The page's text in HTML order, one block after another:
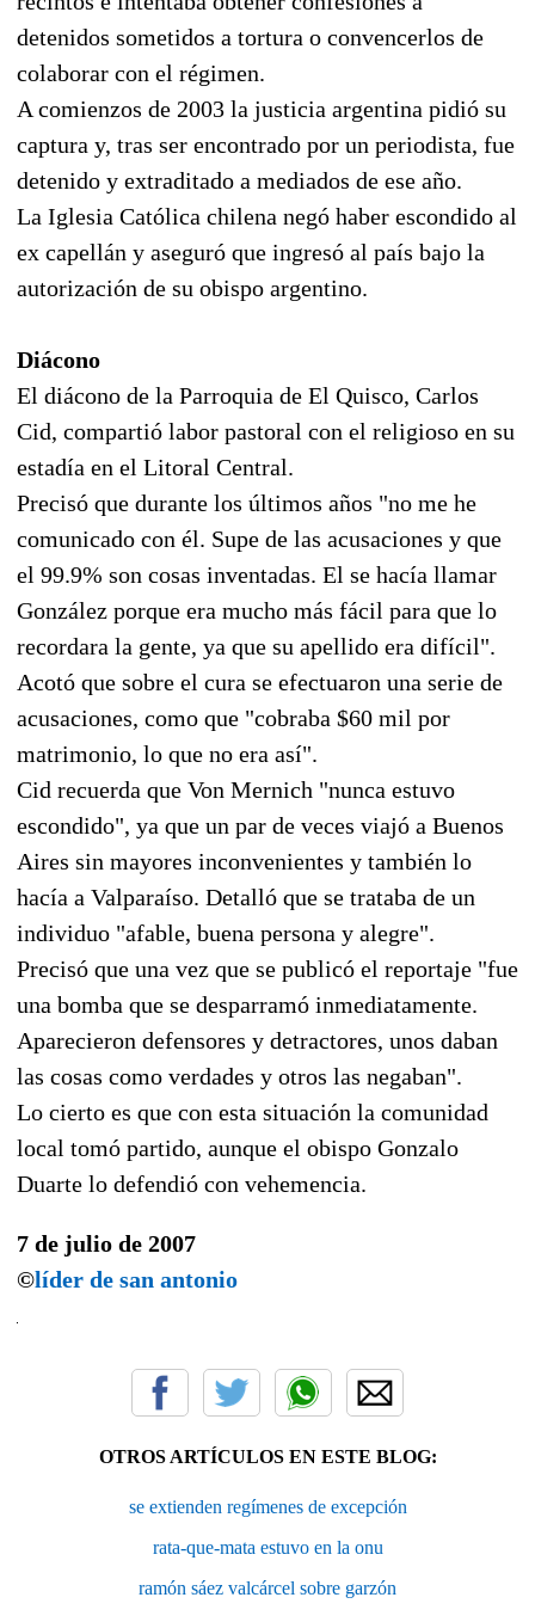
detenidos sometidos a tortura o convencerlos de
colaborar con el régimen.
A comienzos de 2003 la justicia argentina pidió su
captura y, tras ser encontrado por un periodista, fue
detenido y extraditado a mediados de ese año.
La Iglesia Católica chilena negó haber escondido al
ex capellán y aseguró que ingresó al país bajo la
autorización de su obispo argentino.
Diácono
El diácono de la Parroquia de El Quisco, Carlos
Cid, compartió labor pastoral con el religioso en su
estadía en el Litoral Central.
Precisó que durante los últimos años "no me he
comunicado con él. Supe de las acusaciones y que
el 99.9% son cosas inventadas. El se hacía llamar
González porque era mucho más fácil para que lo
recordara la gente, ya que su apellido era difícil".
Acotó que sobre el cura se efectuaron una serie de
acusaciones, como que "cobraba $60 mil por
matrimonio, lo que no era así".
Cid recuerda que Von Mernich "nunca estuvo
escondido", ya que un par de veces viajó a Buenos
Aires sin mayores inconvenientes y también lo
hacía a Valparaíso. Detalló que se trataba de un
individuo "afable, buena persona y alegre".
Precisó que una vez que se publicó el reportaje "fue
una bomba que se desparramó inmediatamente.
Aparecieron defensores y detractores, unos daban
las cosas como verdades y otros las negaban".
Lo cierto es que con esta situación la comunidad
local tomó partido, aunque el obispo Gonzalo
Duarte lo defendió con vehemencia.
7 de julio de 2007
©líder de san antonio
OTROS ARTÍCULOS EN ESTE BLOG:
se extienden regímenes de excepción
rata-que-mata estuvo en la onu
ramón sáez valcárcel sobre garzón